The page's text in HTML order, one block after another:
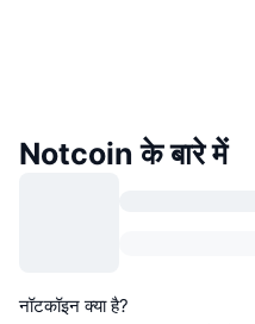
Notcoin के बारे में
नॉटकॉइन क्या है?